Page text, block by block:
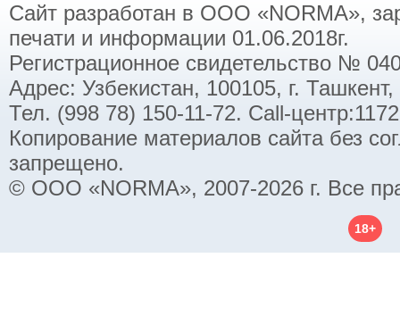
Сайт разработан в ООО «NORMA»,
печати и информации 01.06.2018г.
Регистрационное свидетельство №
Адрес: Узбекистан, 100105, г.
Тел. (998 78) 150-11-72. Call-
Копирование материалов сайта без
запрещено.
© ООО «NORMA», 2007-2026 г. Все
18+